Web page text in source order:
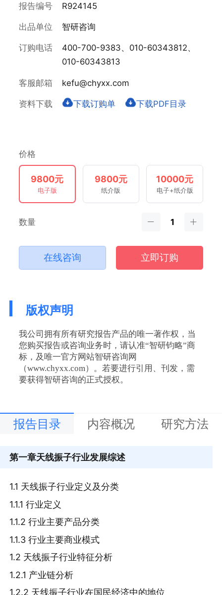
报告编号 R924145
出品单位 智研咨询
订购电话
400-700-9383、010-60343812、
010-60343813
客服邮箱 kefu@chyxx.com
资料下载 下载订购单 下载PDF目录
价格
9800元
电子版
9800元
纸介版
10000元
电子+纸介版
数量
在线咨询 立即订购
版权声明
我公司拥有所有研究报告产品的唯一著作权，当
您购买报告或咨询业务时，请认准“智研钧略”商
标，及唯一官方网站智研咨询网
（www.chyxx.com）。若要进行引用、刊发，需
要获得智研咨询的正式授权。
报告目录 内容概况 研究方法
第一章天线振子行业发展综述
1.1 天线振子行业定义及分类
1.1.1 行业定义
1.1.2 行业主要产品分类
1.1.3 行业主要商业模式
1.2 天线振子行业特征分析
1.2.1 产业链分析
1.2.2 天线振子行业在国民经济中的地位